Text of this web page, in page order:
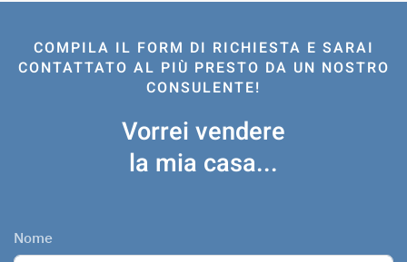
COMPILA IL FORM DI RICHIESTA E SARAI
CONTATTATO AL PIÙ PRESTO DA UN NOSTRO
CONSULENTE!
Vorrei vendere
la mia casa...
Nome